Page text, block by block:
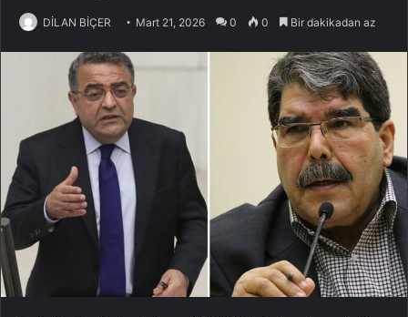
DİLAN BİÇER Mart 21, 2026 0 0 Bir dakikadan az